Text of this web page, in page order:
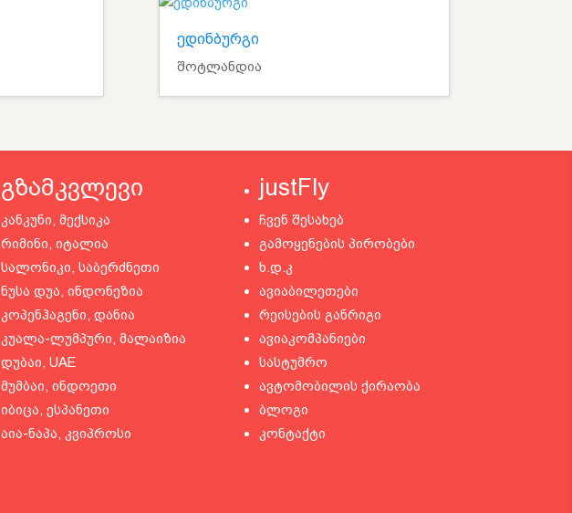
ედინბურგი
შოტლანდია
გზამკვლევი
კანკუნი, მექსიკა
რიმინი, იტალია
სალონიკი, საბერძნეთი
ნუსა დუა, ინდონეზია
კოპენჰაგენი, დანია
კუალა-ლუმპური, მალაიზია
დუბაი, UAE
მუმბაი, ინდოეთი
იბიცა, ესპანეთი
აია-ნაპა, კვიპროსი
justFly
ჩვენ შესახებ
გამოყენების პირობები
ხ.დ.კ
ავიაბილეთები
რეისების განრიგი
ავიაკომპანიები
სასტუმრო
ავტომობილის ქირაობა
ბლოგი
კონტაქტი